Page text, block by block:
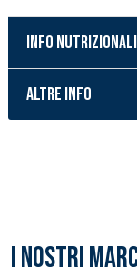
INFO NUTRIZIONALI
ALTRE INFO
I NOSTRI